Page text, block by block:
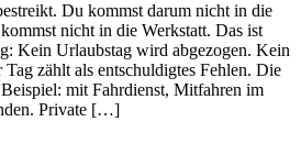
Du kommst darum nicht in die
nicht in die Werkstatt. Das ist
Kein Urlaubstag wird abgezogen. Kein
zählt als entschuldigtes Fehlen. Die
mit Fahrdienst, Mitfahren im
Private […]